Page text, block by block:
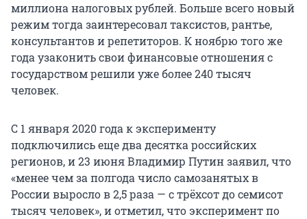
миллиона налоговых рублей. Больше всего новый
режим тогда заинтересовал таксистов, рантье,
консультантов и репетиторов. К ноябрю того же
года узаконить свои финансовые отношения с
государством решили уже более 240 тысяч
человек.
С 1 января 2020 года к эксперименту
подключились еще два десятка российских
регионов, и 23 июня Владимир Путин заявил, что
«менее чем за полгода число самозанятых в
России выросло в 2,5 раза — с трёхсот до семисот
тысяч человек», и отметил, что эксперимент по